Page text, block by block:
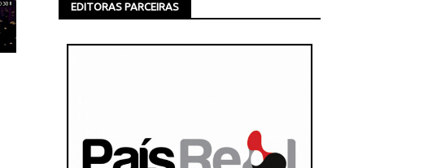
EDITORAS PARCEIRAS